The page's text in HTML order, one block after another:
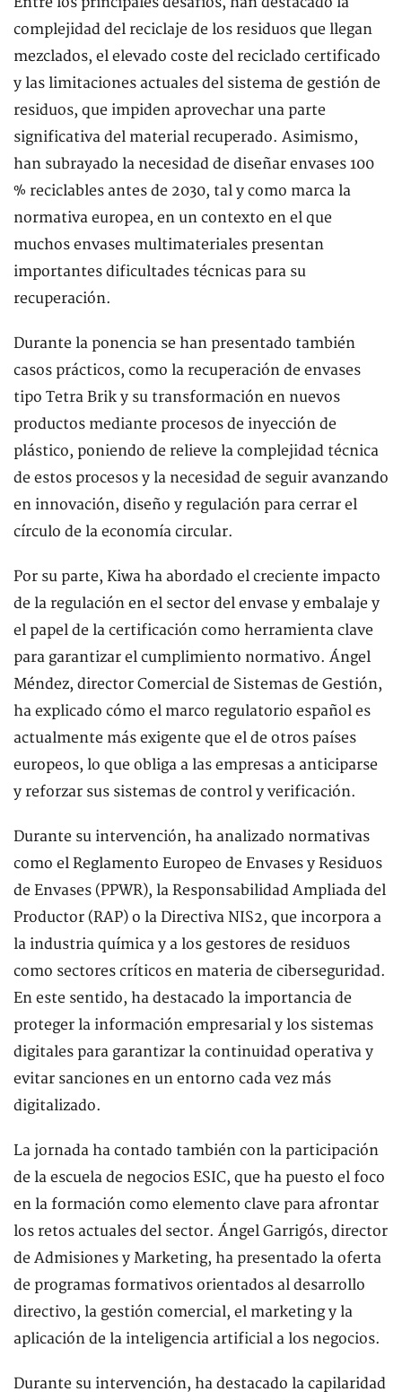
complejidad del reciclaje de los residuos que llegan
mezclados, el elevado coste del reciclado certificado
y las limitaciones actuales del sistema de gestión de
residuos, que impiden aprovechar una parte
significativa del material recuperado. Asimismo,
han subrayado la necesidad de diseñar envases 100
% reciclables antes de 2030, tal y como marca la
normativa europea, en un contexto en el que
muchos envases multimateriales presentan
importantes dificultades técnicas para su
recuperación.
Durante la ponencia se han presentado también
casos prácticos, como la recuperación de envases
tipo Tetra Brik y su transformación en nuevos
productos mediante procesos de inyección de
plástico, poniendo de relieve la complejidad técnica
de estos procesos y la necesidad de seguir avanzando
en innovación, diseño y regulación para cerrar el
círculo de la economía circular.
Por su parte, Kiwa ha abordado el creciente impacto
de la regulación en el sector del envase y embalaje y
el papel de la certificación como herramienta clave
para garantizar el cumplimiento normativo. Ángel
Méndez, director Comercial de Sistemas de Gestión,
ha explicado cómo el marco regulatorio español es
actualmente más exigente que el de otros países
europeos, lo que obliga a las empresas a anticiparse
y reforzar sus sistemas de control y verificación.
Durante su intervención, ha analizado normativas
como el Reglamento Europeo de Envases y Residuos
de Envases (PPWR), la Responsabilidad Ampliada del
Productor (RAP) o la Directiva NIS2, que incorpora a
la industria química y a los gestores de residuos
como sectores críticos en materia de ciberseguridad.
En este sentido, ha destacado la importancia de
proteger la información empresarial y los sistemas
digitales para garantizar la continuidad operativa y
evitar sanciones en un entorno cada vez más
digitalizado.
La jornada ha contado también con la participación
de la escuela de negocios ESIC, que ha puesto el foco
en la formación como elemento clave para afrontar
los retos actuales del sector. Ángel Garrigós, director
de Admisiones y Marketing, ha presentado la oferta
de programas formativos orientados al desarrollo
directivo, la gestión comercial, el marketing y la
aplicación de la inteligencia artificial a los negocios.
Durante su intervención, ha destacado la capilaridad